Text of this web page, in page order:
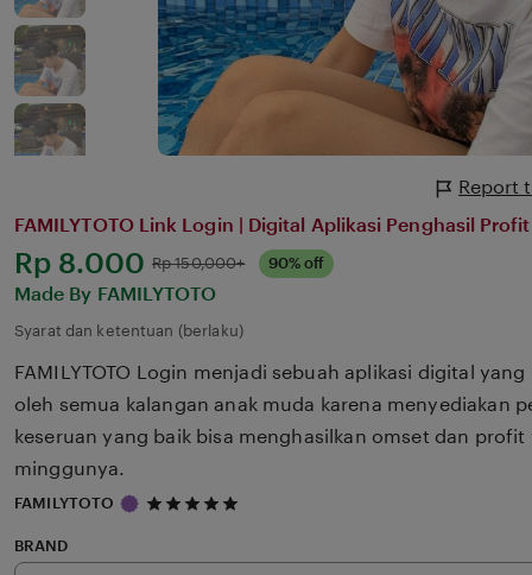
Report
FAMILYTOTO Link Login | Digital Aplikasi Penghasil
Harga:
Rp 8.000 Normal:
Rp 150,000+ 90% off
Made By FAMILYTOTO
Syarat dan ketentuan (berlaku)
FAMILYTOTO Login menjadi sebuah aplikasi digital
oleh semua kalangan anak muda karena menyediakan
keseruan yang baik bisa menghasilkan omset dan
minggunya.
FAMILYTOTO
5
5
BRAND